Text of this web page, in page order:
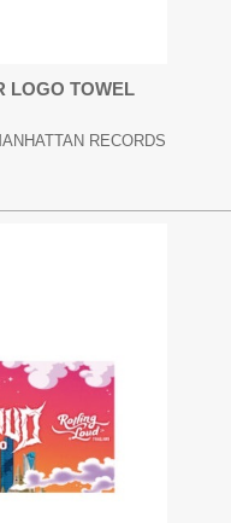
LOGO TOWEL
RECORDS